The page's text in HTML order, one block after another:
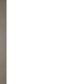
けたら幸いで
ー本郷某の